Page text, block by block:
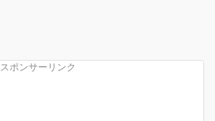
スポンサーリンク